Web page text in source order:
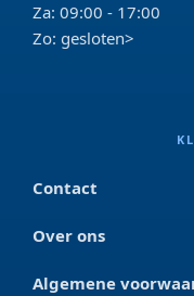
Za: 09:00 - 17:00
Zo: gesloten>
Contact
Over ons
Algemene